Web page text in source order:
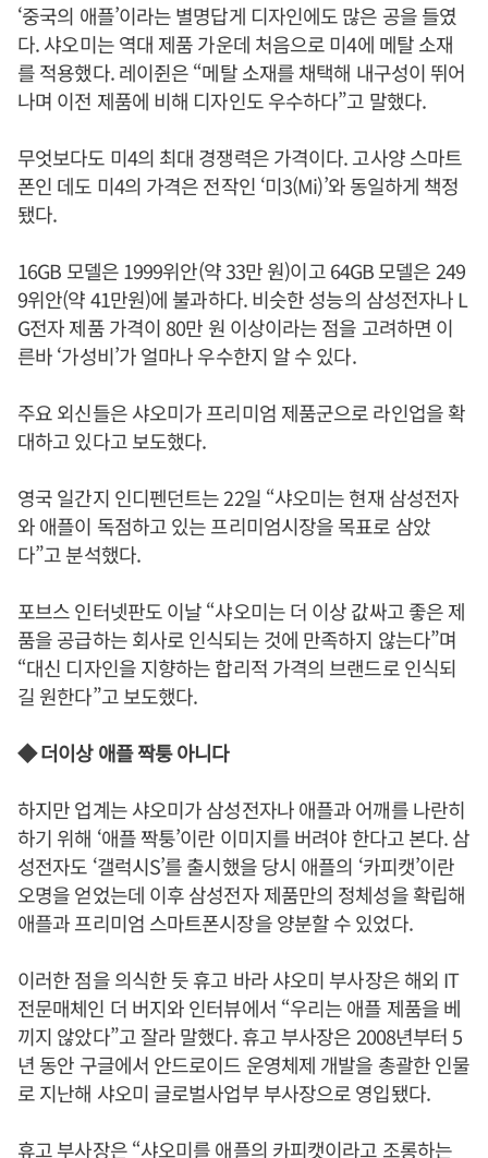
‘중국의 애플’이라는 별명답게 디자인에도 많은 공을 들였
다. 샤오미는 역대 제품 가운데 처음으로 미4에 메탈 소재
를 적용했다. 레이쥔은 “메탈 소재를 채택해 내구성이 뛰어
나며 이전 제품에 비해 디자인도 우수하다”고 말했다.
무엇보다도 미4의 최대 경쟁력은 가격이다. 고사양 스마트
폰인 데도 미4의 가격은 전작인 ‘미3(Mi)’와 동일하게 책정
됐다.
16GB 모델은 1999위안(약 33만 원)이고 64GB 모델은 249
9위안(약 41만원)에 불과하다. 비슷한 성능의 삼성전자나 L
G전자 제품 가격이 80만 원 이상이라는 점을 고려하면 이
른바 ‘가성비’가 얼마나 우수한지 알 수 있다.
주요 외신들은 샤오미가 프리미엄 제품군으로 라인업을 확
대하고 있다고 보도했다.
영국 일간지 인디펜던트는 22일 “샤오미는 현재 삼성전자
와 애플이 독점하고 있는 프리미엄시장을 목표로 삼았
다”고 분석했다.
포브스 인터넷판도 이날 “샤오미는 더 이상 값싸고 좋은 제
품을 공급하는 회사로 인식되는 것에 만족하지 않는다”며
“대신 디자인을 지향하는 합리적 가격의 브랜드로 인식되
길 원한다”고 보도했다.
◆ 더이상 애플 짝퉁 아니다
하지만 업계는 샤오미가 삼성전자나 애플과 어깨를 나란히
하기 위해 ‘애플 짝퉁’이란 이미지를 버려야 한다고 본다. 삼
성전자도 ‘갤럭시S’를 출시했을 당시 애플의 ‘카피캣’이란
오명을 얻었는데 이후 삼성전자 제품만의 정체성을 확립해
애플과 프리미엄 스마트폰시장을 양분할 수 있었다.
이러한 점을 의식한 듯 휴고 바라 샤오미 부사장은 해외 IT
전문매체인 더 버지와 인터뷰에서 “우리는 애플 제품을 베
끼지 않았다”고 잘라 말했다. 휴고 부사장은 2008년부터 5
년 동안 구글에서 안드로이드 운영체제 개발을 총괄한 인물
로 지난해 샤오미 글로벌사업부 부사장으로 영입됐다.
휴고 부사장은 “샤오미를 애플의 카피캣이라고 조롱하는